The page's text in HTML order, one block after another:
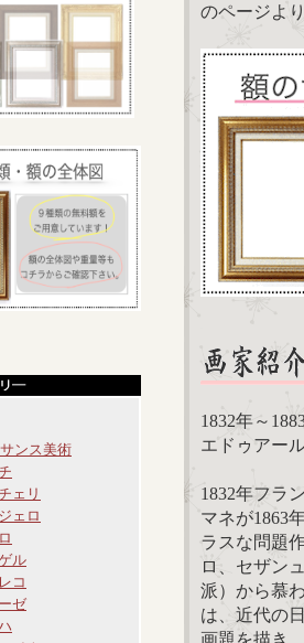
ンス美術
ェリ
ェロ
ル
コ
ゼ
のページよ
1832年～
エドゥアー
1832年フラ
マネが1863
ラスな問題
ロ、セザン
派）から慕
は、近代の